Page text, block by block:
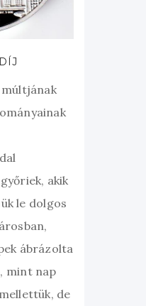
akik
le dolgos
ábrázolta
mint nap
de